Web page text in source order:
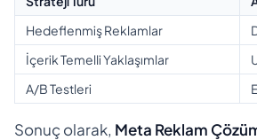
Hedeflenmiş Reklamlar
İçerik Temelli Yaklaşımlar
A/B Testleri
Sonuç olarak, Meta Reklam